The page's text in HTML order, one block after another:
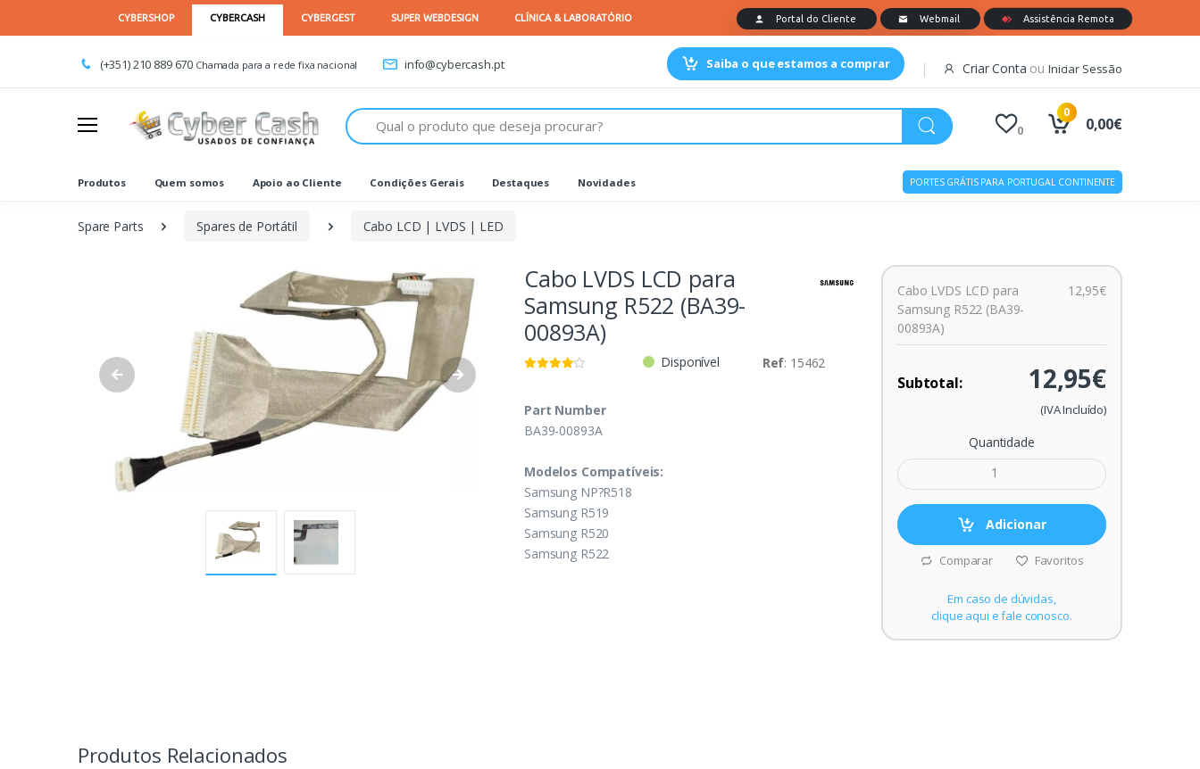
(+351) 210 889 670 Chamada para a rede fixa nacional info@cybercash.pt Saiba o que estamos a comprar Criar Conta ouIniciar Sessão
Procurar
0
0
0,00€
Produtos Quem somos Apoio ao Cliente Condições Gerais Destaques Novidades PORTES GRÁTIS PARA PORTUGAL CONTINENTE
Spare Parts Spares de Portátil Cabo LCD | LVDS | LED
Cabo LVDS LCD para
Samsung R522 (BA39-
00893A)
Disponível Ref: 15462
Part Number
BA39-00893A
Modelos Compatíveis:
Samsung NP?R518
Samsung R519
Samsung R520
Samsung R522
Cabo LVDS LCD para
Samsung R522 (BA39-
00893A)
12,95€
Subtotal: 12,95€
(IVA Incluído)
Quantidade
Adicionar
Comparar Favoritos
Em caso de dúvidas,
clique aqui e fale conosco.
Produtos Relacionados